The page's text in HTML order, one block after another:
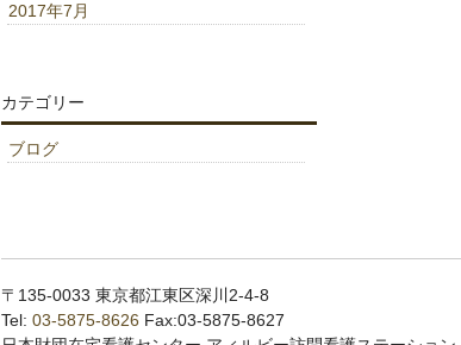
2017年7月
カテゴリー
ブログ
〒135-0033 東京都江東区深川2-4-8
Tel: 03-5875-8626 Fax:03-5875-8627